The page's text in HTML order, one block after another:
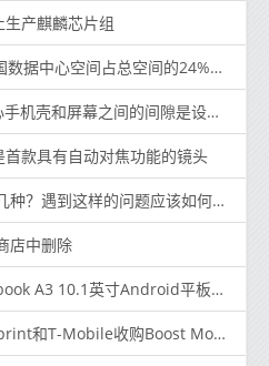
产麒麟芯片组
心空间占总空间的24%现在已外包
壳和屏幕之间的间隙是设计缺陷
款具有自动对焦功能的镜头
遇到这样的问题应该如何解决？
店中删除
A3 10.1英寸Android平板电脑
和T-Mobile收购Boost Mobile